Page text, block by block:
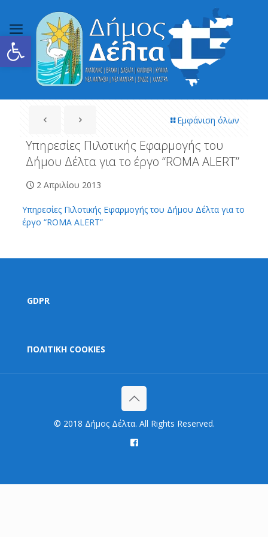
Ανοίξτε τη γραμμή εργαλείων
Εμφάνιση όλων
Υπηρεσίες Πιλοτικής Εφαρμογής του
Δήμου Δέλτα για το έργο “ROMA ALERT”
2 Απριλίου 2013
Υπηρεσίες Πιλοτικής Εφαρμογής του Δήμου Δέλτα για το
έργο “ROMA ALERT”
GDPR
ΠΟΛΙΤΙΚΗ COOKIES
© 2018 Δήμος Δέλτα. All Rights Reserved.